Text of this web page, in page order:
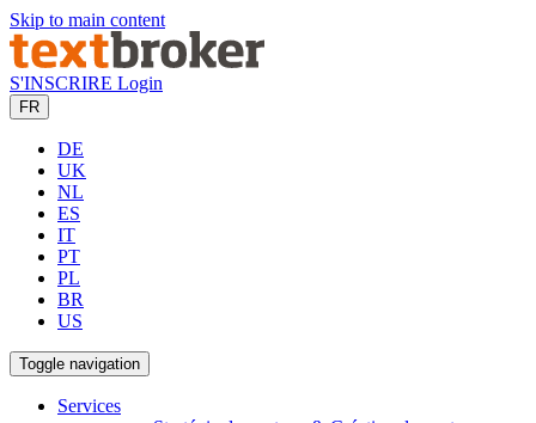
Skip to main content
S'INSCRIRE Login
FR
DE
UK
NL
ES
IT
PT
PL
BR
US
Toggle navigation
Services